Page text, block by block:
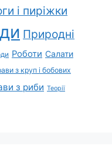
і пиріжки
Природні
Роботи Салати
з круп і бобових
з риби Теорії